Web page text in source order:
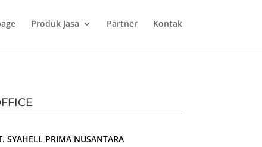
Produk Jasa Partner Kontak
SYAHELL PRIMA NUSANTARA